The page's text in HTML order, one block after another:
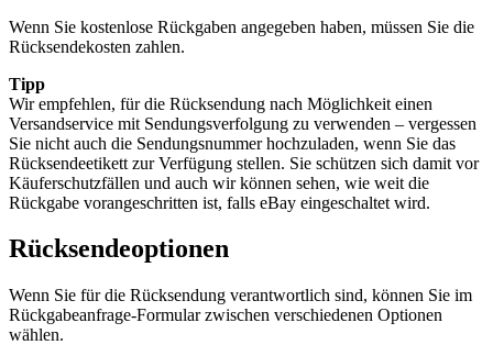
Wenn Sie kostenlose Rückgaben angegeben haben, müssen Sie die
Rücksendekosten zahlen.
Tipp
Wir empfehlen, für die Rücksendung nach Möglichkeit einen
Versandservice mit Sendungsverfolgung zu verwenden – vergessen
Sie nicht auch die Sendungsnummer hochzuladen, wenn Sie das
Rücksendeetikett zur Verfügung stellen. Sie schützen sich damit vor
Käuferschutzfällen und auch wir können sehen, wie weit die
Rückgabe vorangeschritten ist, falls eBay eingeschaltet wird.
Rücksendeoptionen
Wenn Sie für die Rücksendung verantwortlich sind, können Sie im
Rückgabeanfrage-Formular zwischen verschiedenen Optionen
wählen.